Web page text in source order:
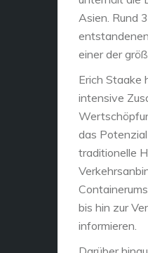
Asien. Rund
einer der
Erich Staake
intensive
das
traditionelle
bis hin zur
informieren.